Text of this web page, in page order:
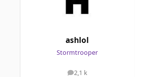
ashlol
Stormtrooper
2,1 k
messages